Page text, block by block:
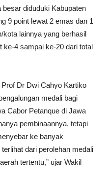
diduduki Kabupaten
9 point lewat 2 emas dan 1
kota lainnya yang berhasil
ke-4 sampai ke-20 dari total
Dr Dwi Cahyo Kartiko
medali bagi
Cabor Petanque di Jawa
pembinaannya, tetapi
ke banyak
dari perolehan medali
tertentu,” ujar Wakil